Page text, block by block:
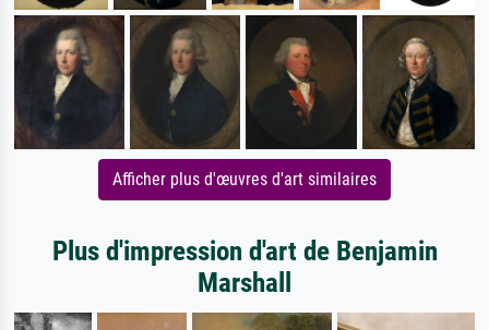
Afficher plus d'œuvres d'art similaires
Plus d'impression d'art de Benjamin
Marshall